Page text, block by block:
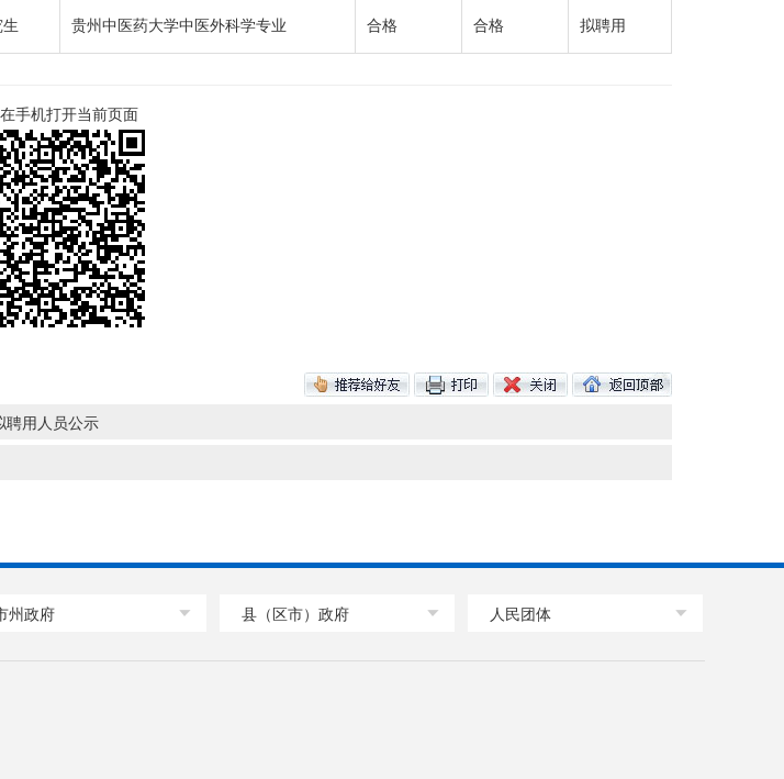
贵州中医药大学中医外科学专业 合格 合格 拟聘用
手机打开当前页面
聘用人员公示
州政府 县（区市）政府 人民团体